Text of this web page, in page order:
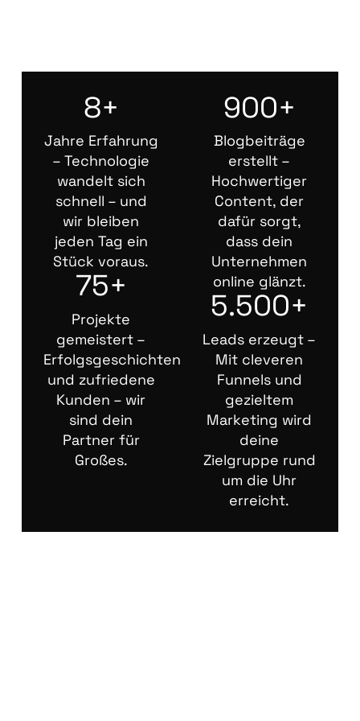
8+
Jahre Erfahrung
– Technologie
wandelt sich
schnell – und
wir bleiben
jeden Tag ein
Stück voraus.
75+
Projekte
gemeistert –
Erfolgsgeschichten
und zufriedene
Kunden – wir
sind dein
Partner für
Großes.
900+
Blogbeiträge
erstellt –
Hochwertiger
Content, der
dafür sorgt,
dass dein
Unternehmen
online glänzt.
5.500+
Leads erzeugt –
Mit cleveren
Funnels und
gezieltem
Marketing wird
deine
Zielgruppe rund
um die Uhr
erreicht.